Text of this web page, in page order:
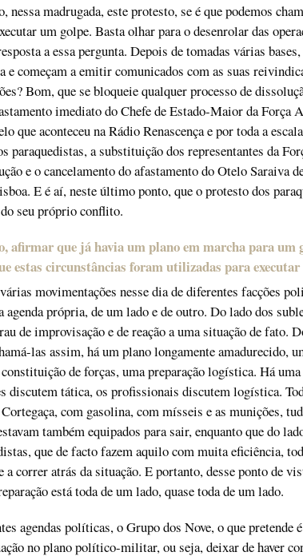
nessa madrugada, este protesto, se é que podemos
um golpe. Basta olhar para o desenrolar das
a essa pergunta. Depois de tomadas várias
e começam a emitir comunicados com as suas
Bom, que se bloqueie qualquer processo de
imediato do Chefe de Estado-Maior da Força
que aconteceu na Rádio Renascença e por toda a
paraquedistas, a substituição dos representantes da
e o cancelamento do afastamento do Otelo Saraiva
E é aí, neste último ponto, que o protesto dos
seu próprio conflito.
afirmar que já havia um plano em marcha para um
estas circunstâncias foram utilizadas para executar
movimentações nesse dia de diferentes facções
agenda própria, de um lado e de outro. Do lado dos
de improvisação e de reação a uma situação de fato.
las assim, há um plano longamente amadurecido,
de forças, uma preparação logística. Há
discutem tática, os profissionais discutem logística.
com gasolina, com mísseis e as munições,
também equipados para sair, enquanto que do
que de facto fazem aquilo com muita eficiência,
a correr atrás da situação. E portanto, desse ponto de
está toda de um lado, quase toda de um lado.
agendas políticas, o Grupo dos Nove, o que pretende
no plano político-militar, ou seja, deixar de haver